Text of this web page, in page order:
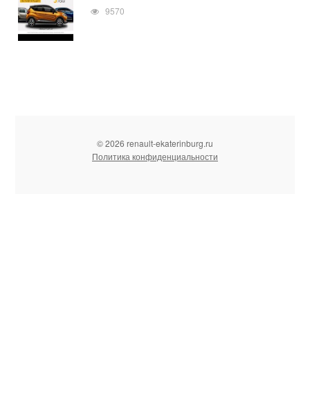
9570
© 2026 renault-ekaterinburg.ru
Политика конфиденциальности